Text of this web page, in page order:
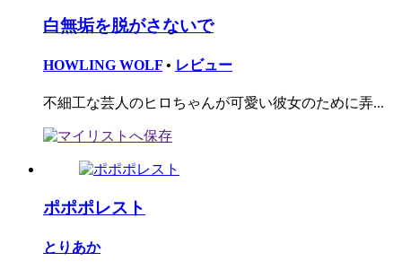
白無垢を脱がさないで
HOWLING WOLF • レビュー
不細工な芸人のヒロちゃんが可愛い彼女のために弄...
ポポポレスト
とりあか